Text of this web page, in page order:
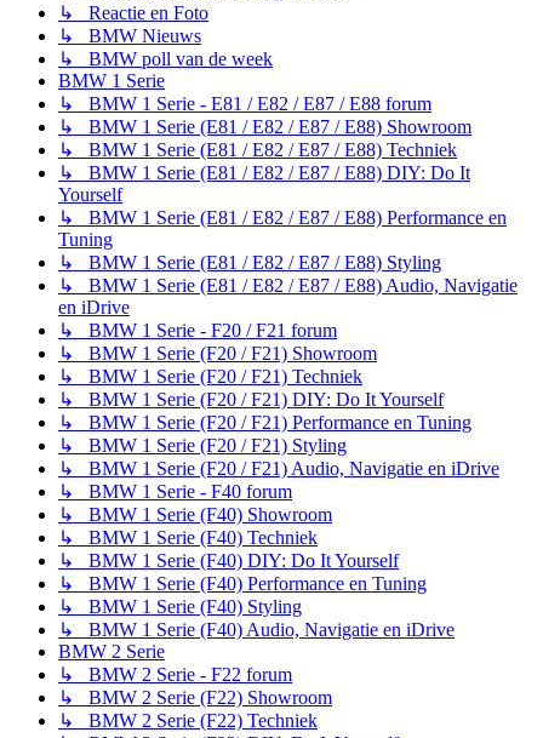
↳ Reactie en Foto
↳ BMW Nieuws
↳ BMW poll van de week
BMW 1 Serie
↳ BMW 1 Serie - E81 / E82 / E87 / E88 forum
↳ BMW 1 Serie (E81 / E82 / E87 / E88) Showroom
↳ BMW 1 Serie (E81 / E82 / E87 / E88) Techniek
↳ BMW 1 Serie (E81 / E82 / E87 / E88) DIY: Do It
Yourself
↳ BMW 1 Serie (E81 / E82 / E87 / E88) Performance en
Tuning
↳ BMW 1 Serie (E81 / E82 / E87 / E88) Styling
↳ BMW 1 Serie (E81 / E82 / E87 / E88) Audio, Navigatie
en iDrive
↳ BMW 1 Serie - F20 / F21 forum
↳ BMW 1 Serie (F20 / F21) Showroom
↳ BMW 1 Serie (F20 / F21) Techniek
↳ BMW 1 Serie (F20 / F21) DIY: Do It Yourself
↳ BMW 1 Serie (F20 / F21) Performance en Tuning
↳ BMW 1 Serie (F20 / F21) Styling
↳ BMW 1 Serie (F20 / F21) Audio, Navigatie en iDrive
↳ BMW 1 Serie - F40 forum
↳ BMW 1 Serie (F40) Showroom
↳ BMW 1 Serie (F40) Techniek
↳ BMW 1 Serie (F40) DIY: Do It Yourself
↳ BMW 1 Serie (F40) Performance en Tuning
↳ BMW 1 Serie (F40) Styling
↳ BMW 1 Serie (F40) Audio, Navigatie en iDrive
BMW 2 Serie
↳ BMW 2 Serie - F22 forum
↳ BMW 2 Serie (F22) Showroom
↳ BMW 2 Serie (F22) Techniek